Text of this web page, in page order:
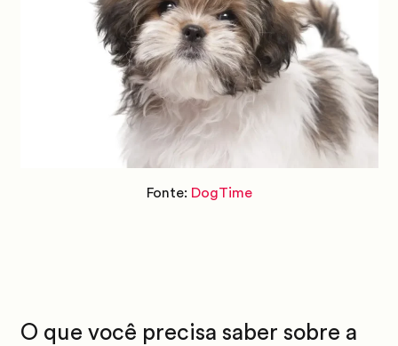
Fonte: DogTime
O que você precisa saber sobre a